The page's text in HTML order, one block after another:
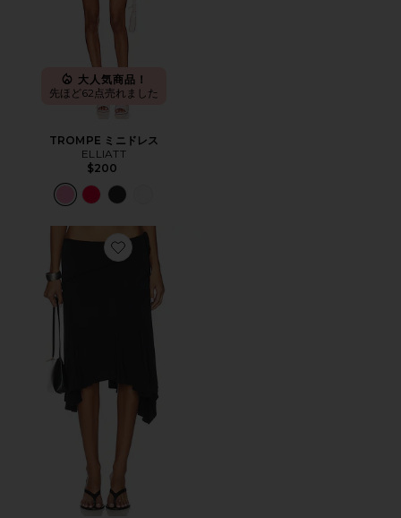
大人気商品！
先ほど62点売れました
TROMPE ミニドレス
ELLIATT
$200
Favorite SHARNI ミディ丈スカート